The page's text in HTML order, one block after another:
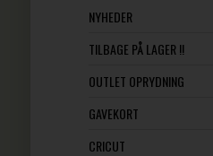
NYHEDER
TILBAGE PÅ LAGER !!
OUTLET OPRYDNING
GAVEKORT
CRICUT